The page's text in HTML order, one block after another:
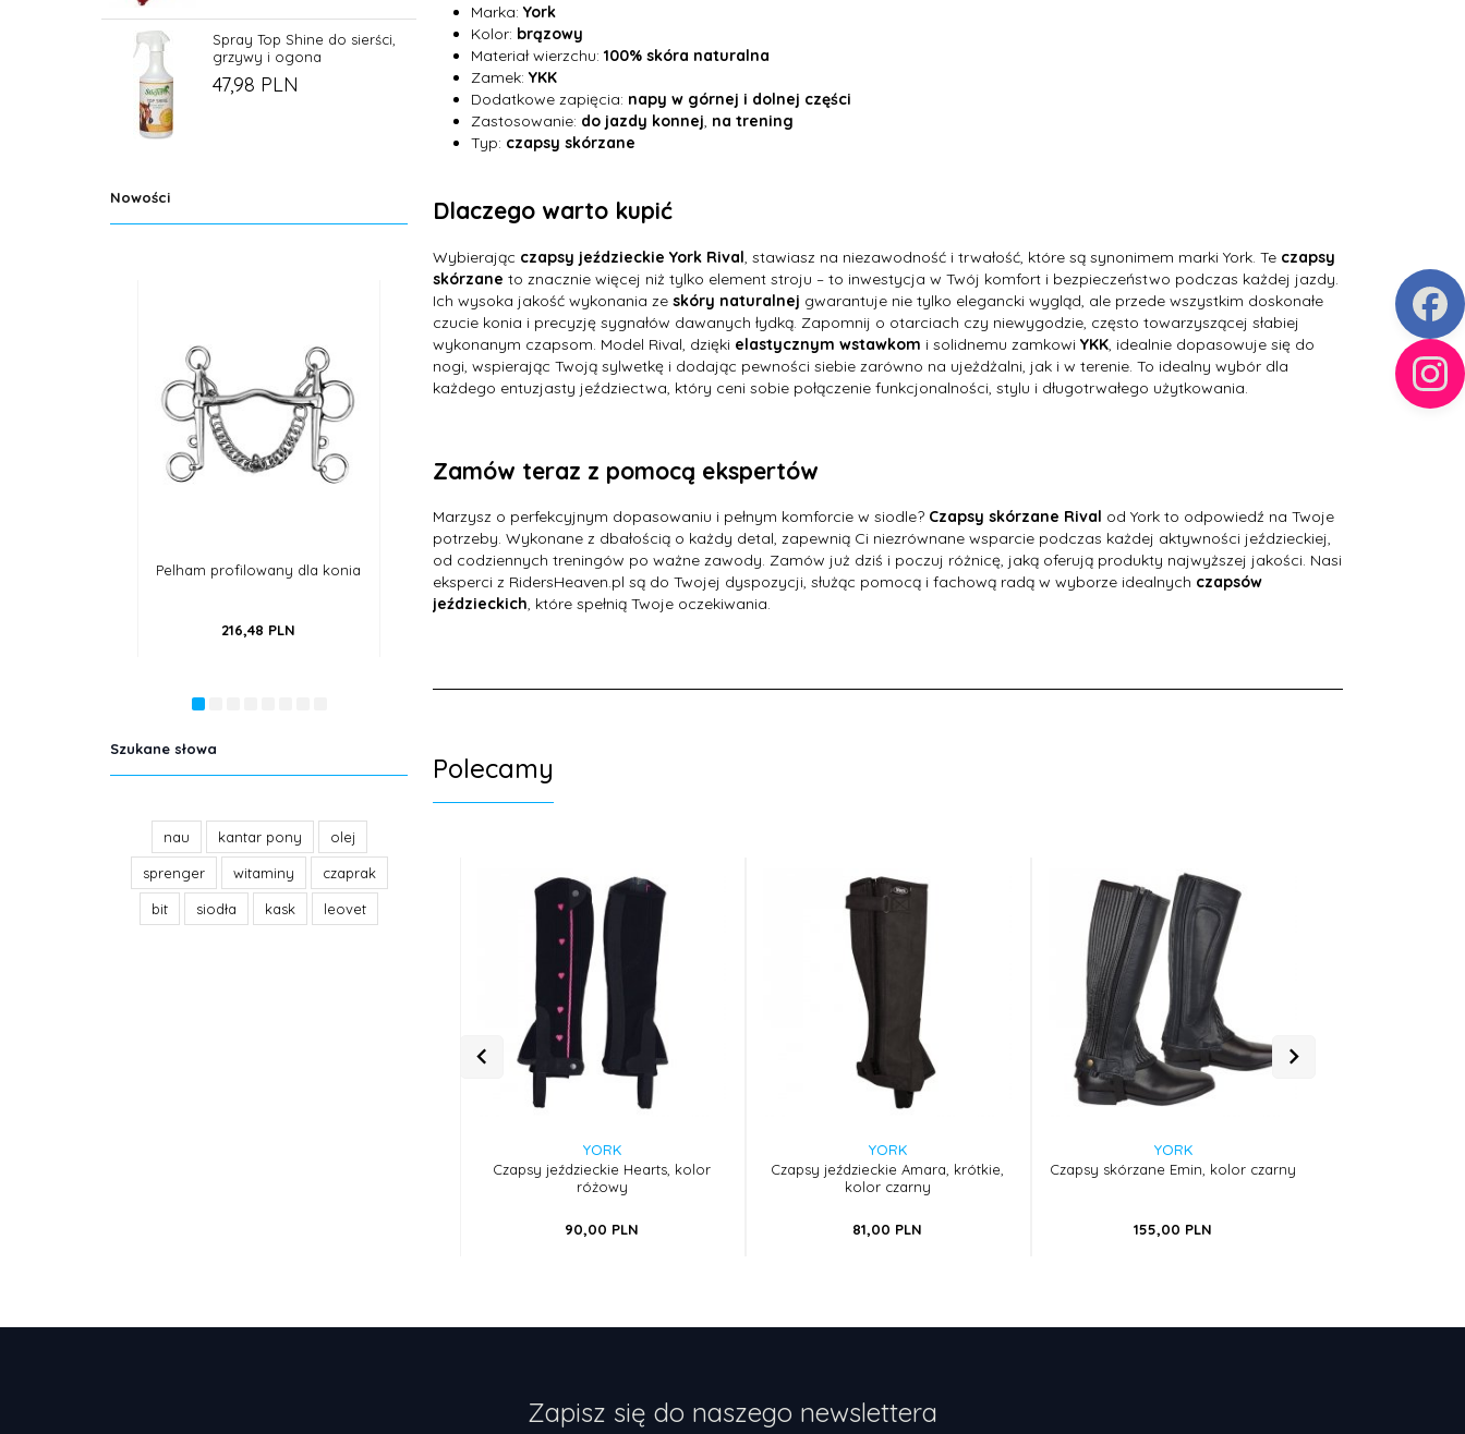
Spray Top Shine do sierści,
grzywy i ogona
47,98 PLN
Nowości
Pelham profilowany dla konia
Wędzidło anatomiczne,
podwójnie łamane, miedziane
Czaprak Enzo, ujeżdżeniowy
Wędzidło smakowe,
podwójnie łamane
Wędzidło dla konia, proste,
smakowe
Czaprak Vito, ujeżdżeniowy
Szukane słowa
nau kantar pony olej
sprenger witaminy czaprak
bit siodła kask leovet
Marka: York
Kolor: brązowy
Materiał wierzchu: 100% skóra naturalna
Zamek: YKK
Dodatkowe zapięcia: napy w górnej i dolnej części
Zastosowanie: do jazdy konnej, na trening
Typ: czapsy skórzane
Dlaczego warto kupić
Wybierając czapsy jeździeckie York Rival , stawiasz na niezawodność i trwałość, które są synonimem marki York. Te czapsy
skórzane to znacznie więcej niż tylko element stroju – to inwestycja w Twój komfort i bezpieczeństwo podczas każdej jazdy.
Ich wysoka jakość wykonania ze skóry naturalnej gwarantuje nie tylko elegancki wygląd, ale przede wszystkim doskonałe
czucie konia i precyzję sygnałów dawanych łydką. Zapomnij o otarciach czy niewygodzie, często towarzyszącej słabiej
wykonanym czapsom. Model Rival, dzięki elastycznym wstawkom i solidnemu zamkowi YKK , idealnie dopasowuje się do
nogi, wspierając Twoją sylwetkę i dodając pewności siebie zarówno na ujeżdżalni, jak i w terenie. To idealny wybór dla
każdego entuzjasty jeździectwa, który ceni sobie połączenie funkcjonalności, stylu i długotrwałego użytkowania.
Zamów teraz z pomocą ekspertów
Marzysz o perfekcyjnym dopasowaniu i pełnym komforcie w siodle? Czapsy skórzane Rival od York to odpowiedź na Twoje
potrzeby. Wykonane z dbałością o każdy detal, zapewnią Ci niezrównane wsparcie podczas każdej aktywności jeździeckiej,
od codziennych treningów po ważne zawody. Zamów już dziś i poczuj różnicę, jaką oferują produkty najwyższej jakości. Nasi
eksperci z RidersHeaven.pl są do Twojej dyspozycji, służąc pomocą i fachową radą w wyborze idealnych czapsów
jeździeckich, które spełnią Twoje oczekiwania.
Polecamy
YORK
Czapsy jeździeckie Hearts, kolor
różowy
90,00 PLN
YORK
Czapsy jeździeckie Amara, krótkie,
kolor czarny
81,00 PLN
YORK
Czapsy skórzane Emin, kolor czarny
155,00 PLN
Zapisz się do naszego newslettera